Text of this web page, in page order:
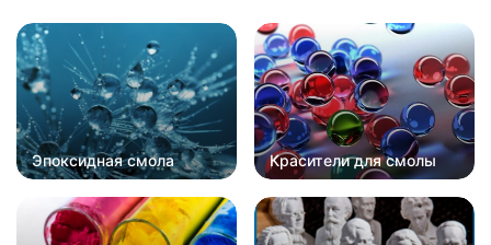
Эпоксидная смола Красители для смолы